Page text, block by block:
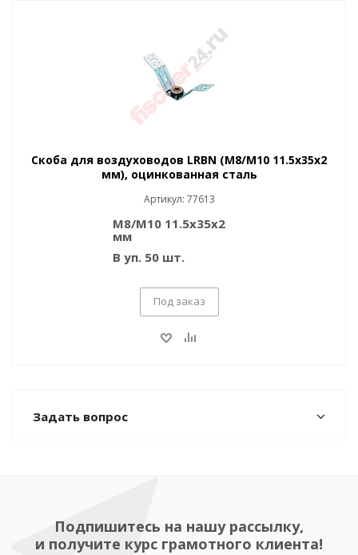
Скоба для воздуховодов LRBN (M8/M10 11.5x35x2
мм), оцинкованная сталь
Артикул: 77613
M8/M10 11.5x35x2
мм
В уп. 50 шт.
Под заказ
Задать вопрос
Подпишитесь на нашу рассылку,
и получите курс грамотного клиента!